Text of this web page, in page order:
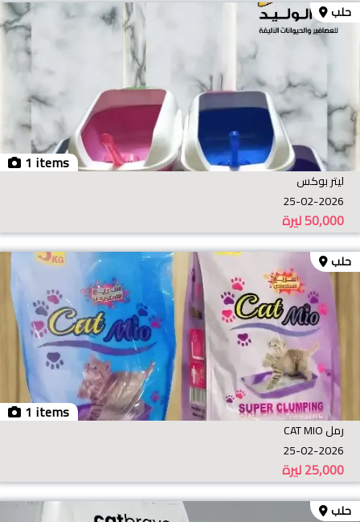
1 items
حلب
ليتر بوكس
25-02-2026
ليرة50,000
1 items
حلب
رمل CAT MIO
25-02-2026
ليرة25,000
حلب